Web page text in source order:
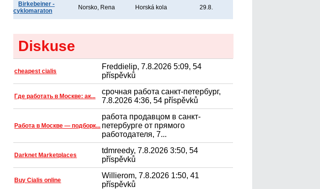
Birkebeiner -
cyklomaraton
Norsko, Rena Horská kola 29.8.
Diskuse
cheapest cialis
Freddielip, 7.8.2026 5:09, 54
příspěvků
Где работать в Москве: ак...
срочная работа санкт-петербург,
7.8.2026 4:36, 54 příspěvků
Работа в Москве — подборк...
работа продавцом в санкт-
петербурге от прямого
работодателя, 7...
Darknet Marketplaces
tdmreedy, 7.8.2026 3:50, 54
příspěvků
Buy Cialis online
Willierom, 7.8.2026 1:50, 41
příspěvků